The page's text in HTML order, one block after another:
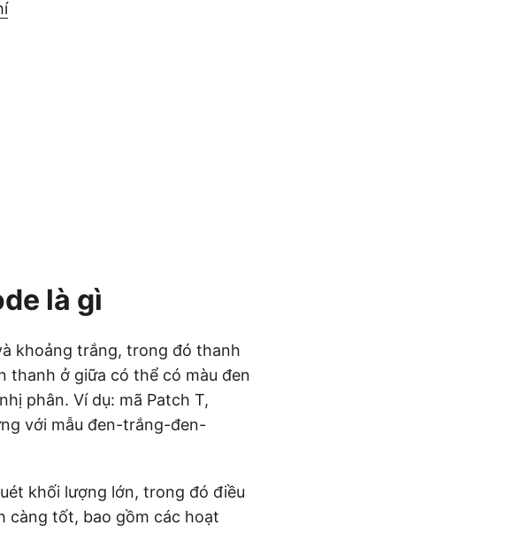
là gì
khoảng trắng, trong đó thanh
thanh ở giữa có thể có màu đen
phân. Ví dụ: mã Patch T,
với mẫu đen-trắng-đen-
khối lượng lớn, trong đó điều
càng tốt, bao gồm các hoạt